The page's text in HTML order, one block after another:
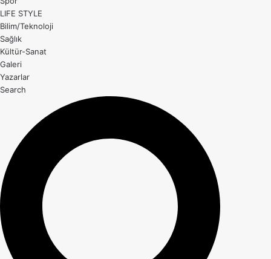
LIFE STYLE
Bilim/Teknoloji
Sağlık
Kültür-Sanat
Galeri
Yazarlar
Search